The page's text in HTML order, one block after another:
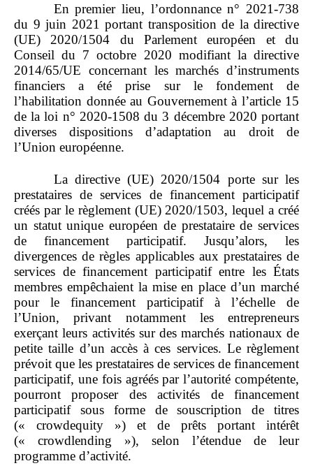
En premier lieu, l’ordonnance n° 2021‑738
du 9 juin 2021 portant transposition de la directive
(UE) 2020/1504 du Parlement européen et du
Conseil du 7 octobre 2020 modifiant la directive
2014/65/UE concernant les marchés d’instruments
financiers a été prise sur le fondement de
l’habilitation donnée au Gouvernement à l’article 15
de la loi n° 2020‑1508 du 3 décembre 2020 portant
diverses dispositions d’adaptation au droit de
l’Union européenne.
La directive (UE) 2020/1504 porte sur les
prestataires de services de financement participatif
créés par le règlement (UE) 2020/1503, lequel a créé
un statut unique européen de prestataire de services
de financement participatif. Jusqu’alors, les
divergences de règles applicables aux prestataires de
services de financement participatif entre les États
membres empêchaient la mise en place d’un marché
pour le financement participatif à l’échelle de
l’Union, privant notamment les entrepreneurs
exerçant leurs activités sur des marchés nationaux de
petite taille d’un accès à ces services. Le règlement
prévoit que les prestataires de services de financement
participatif, une fois agréés par l’autorité compétente,
pourront proposer des activités de financement
participatif sous forme de souscription de titres
(« crowdequity ») et de prêts portant intérêt
(« crowdlending »), selon l’étendue de leur
programme d’activité.